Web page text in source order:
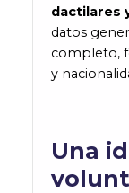
dactilares
datos
completo,
y
Una